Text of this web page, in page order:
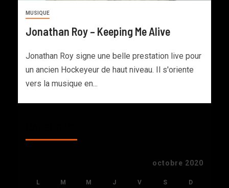
MUSIQUE
Jonathan Roy – Keeping Me Alive
Jonathan Roy signe une belle prestation live pour
un ancien Hockeyeur de haut niveau. Il s'oriente
vers la musique en...
octobre 2020
L M M J V S D